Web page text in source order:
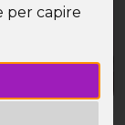
per capire
tanti amici